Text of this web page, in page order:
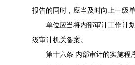
报告的同时，应当及时向上一级
单位应当将内部审计工作计划
级审计机关备案。
第十六条 内部审计的实施程序